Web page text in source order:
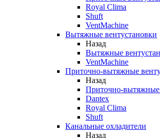
Royal Clima
Shuft
VentMachine
Вытяжные вентустановки
Назад
Вытяжные
VentMachine
Приточно-вытяжные
Назад
Приточно-вытяжные
Dantex
Royal Clima
Shuft
Канальные охладители
Назад